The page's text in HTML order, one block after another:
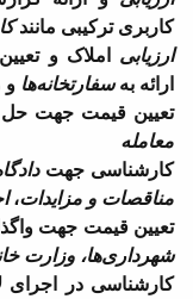
کاربری ترکیبی مانند
ارزیابیاملاک و
ارائه بهسفارتخانه‌ها و
تعیین قیمت جهت حل
معامله
کارشناسی جهت
مناقصات و مزایدات،
تعیین قیمت جهت
شهرداری‌ها، وزارت
کارشناسی در اجرای